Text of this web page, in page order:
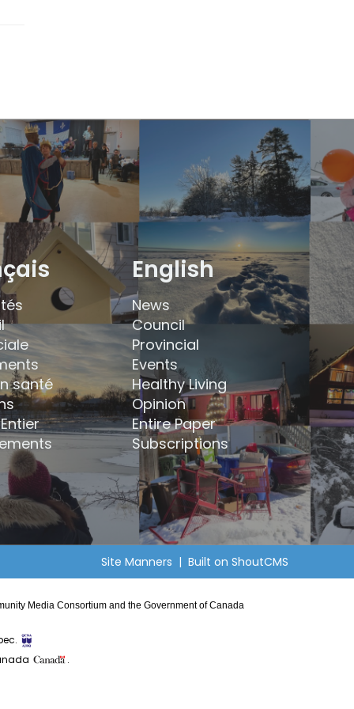
santé
English
News
Council
Provincial
Events
Healthy Living
Opinion
Entire Paper
Subscriptions
Site Manners | Built on ShoutCMS
Media Consortium and the Government of Canada
.